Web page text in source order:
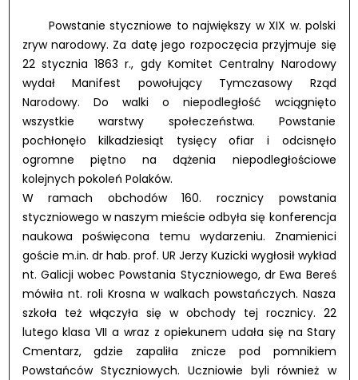
Powstanie styczniowe to największy w XIX w. polski
zryw narodowy. Za datę jego rozpoczęcia przyjmuje się
22 stycznia 1863 r., gdy Komitet Centralny Narodowy
wydał Manifest powołujący Tymczasowy Rząd
Narodowy. Do walki o niepodległość wciągnięto
wszystkie warstwy społeczeństwa. Powstanie
pochłonęło kilkadziesiąt tysięcy ofiar i odcisnęło
ogromne piętno na dążenia niepodległościowe
kolejnych pokoleń Polaków.
W ramach obchodów 160. rocznicy powstania
styczniowego w naszym mieście odbyła się konferencja
naukowa poświęcona temu wydarzeniu. Znamienici
goście m.in. dr hab. prof. UR Jerzy Kuzicki wygłosił wykład
nt. Galicji wobec Powstania Styczniowego, dr Ewa Bereś
mówiła nt. roli Krosna w walkach powstańczych. Nasza
szkoła też włączyła się w obchody tej rocznicy. 22
lutego klasa VII a wraz z opiekunem udała się na Stary
Cmentarz, gdzie zapaliła znicze pod pomnikiem
Powstańców Styczniowych. Uczniowie byli również w